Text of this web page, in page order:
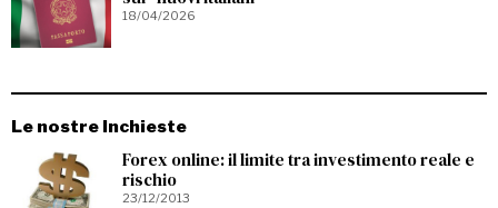
18/04/2026
Le nostre Inchieste
Forex online: il limite tra investimento reale e
rischio
23/12/2013